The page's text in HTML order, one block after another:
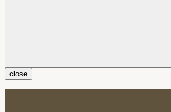
close